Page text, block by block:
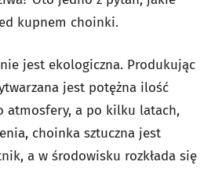
kupnem choinki.
jest ekologiczna. Produkując
jest potężna ilość
atmosfery, a po kilku latach,
choinka sztuczna jest
a w środowisku rozkłada się